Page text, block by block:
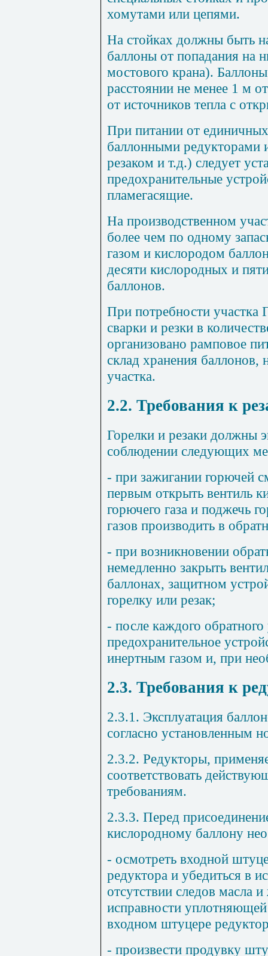
хомутами или цепями.
На стойках должны быть
баллоны от попадания на
мостового крана).
расстоянии не менее 1 м
от источников тепла с
При питании от
баллонными редукторами
резаком и т.д.) следует
предохранительные
пламегасящие.
На производственном
более чем по одному
газом и кислородом
десяти кислородных и
баллонов.
При потребности участка
сварки и резки в
организовано рамповое
склад хранения баллонов,
участка.
2.2. Требования к
Горелки и резаки должны
соблюдении следующих
- при зажигании горючей
первым открыть вентиль
горючего газа и поджечь
газов производить в
- при возникновении
немедленно закрыть
баллонах, защитном
горелку или резак;
- после каждого
предохранительное
инертным газом и, при
2.3. Требования к
2.3.1. Эксплуатация
согласно установленным
2.3.2. Редукторы,
соответствовать
требованиям.
2.3.3. Перед
кислородному баллону
- осмотреть входной
редуктора и убедиться в
отсутствии следов масла
исправности
входном штуцере
- произвести продувку